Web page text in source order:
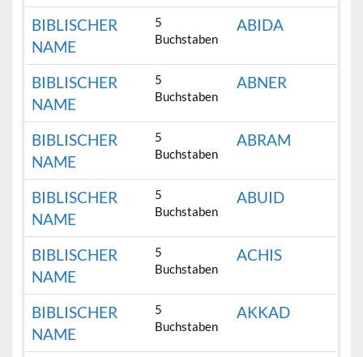
BIBLISCHER
NAME
5
Buchstaben
ABIDA
BIBLISCHER
NAME
5
Buchstaben
ABNER
BIBLISCHER
NAME
5
Buchstaben
ABRAM
BIBLISCHER
NAME
5
Buchstaben
ABUID
BIBLISCHER
NAME
5
Buchstaben
ACHIS
BIBLISCHER
NAME
5
Buchstaben
AKKAD